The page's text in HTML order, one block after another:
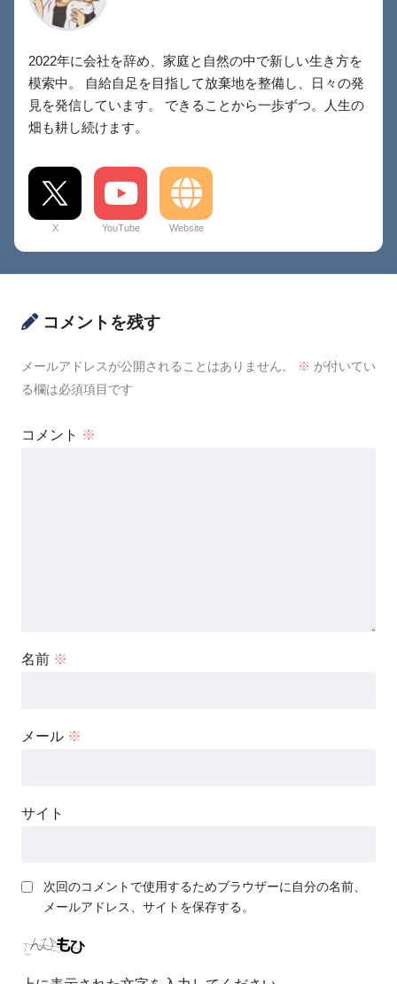
2022年に会社を辞め、家庭と自然の中で新しい生き方を
模索中。 自給自足を目指して放棄地を整備し、日々の発
見を発信しています。 できることから一歩ずつ。人生の
畑も耕し続けます。
X YouTube Website
コメントを残す
メールアドレスが公開されることはありません。 ※ が付いてい
る欄は必須項目です
コメント ※
名前 ※
メール ※
サイト
次回のコメントで使用するためブラウザーに自分の名前、
メールアドレス、サイトを保存する。